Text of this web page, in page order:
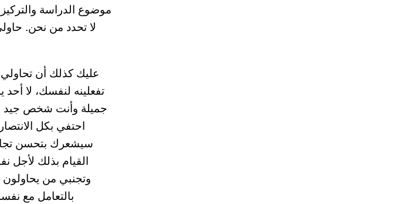
موضوع الدراسة
لا تحدد من نحن.
عليك كذلك أن
تفعلينه لنفسك، لا
جميلة وأنت شخص جيد
احتفي بكل
سيشعرك بتحسن
القيام بذلك
وتجنبي من يحاولون
بالتعامل مع